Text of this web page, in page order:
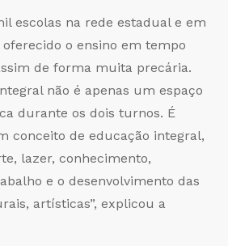
escolas na rede estadual e em
oferecido o ensino em tempo
de forma muita precária.
não é apenas um espaço
durante os dois turnos. É
conceito de educação integral,
lazer, conhecimento,
e o desenvolvimento das
artísticas”, explicou a